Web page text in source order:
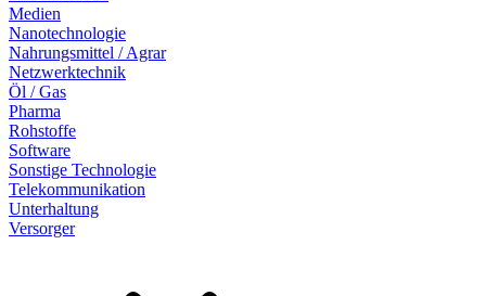
Medien
Nanotechnologie
Nahrungsmittel / Agrar
Netzwerktechnik
Öl / Gas
Pharma
Rohstoffe
Software
Sonstige Technologie
Telekommunikation
Unterhaltung
Versorger